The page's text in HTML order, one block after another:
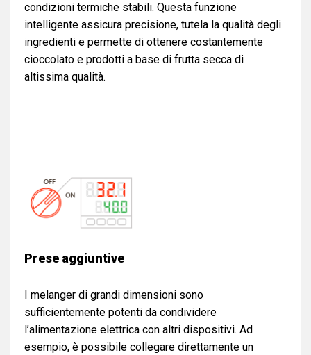
condizioni termiche stabili. Questa funzione
intelligente assicura precisione, tutela la qualità degli
ingredienti e permette di ottenere costantemente
cioccolato e prodotti a base di frutta secca di
altissima qualità.
Prese aggiuntive
I melanger di grandi dimensioni sono
sufficientemente potenti da condividere
l’alimentazione elettrica con altri dispositivi. Ad
esempio, è possibile collegare direttamente un